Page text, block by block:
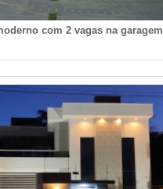
com 2 vagas na garagem